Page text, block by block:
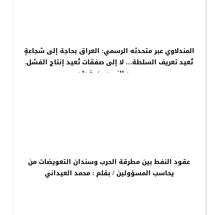
المندلاوي عبر متحدثه الرسمي: العراق بحاجة إلى شجاعةٍ
تُعيد تعريف السلطة… لا إلى صفقات تُعيد إنتاج الفشل.
محمد الزبيدي / بغداد
عقود النفط بين مطرقة الحرب وسندان التعويضات من
يحاسب المسؤولين / بقلم : محمد العيداني